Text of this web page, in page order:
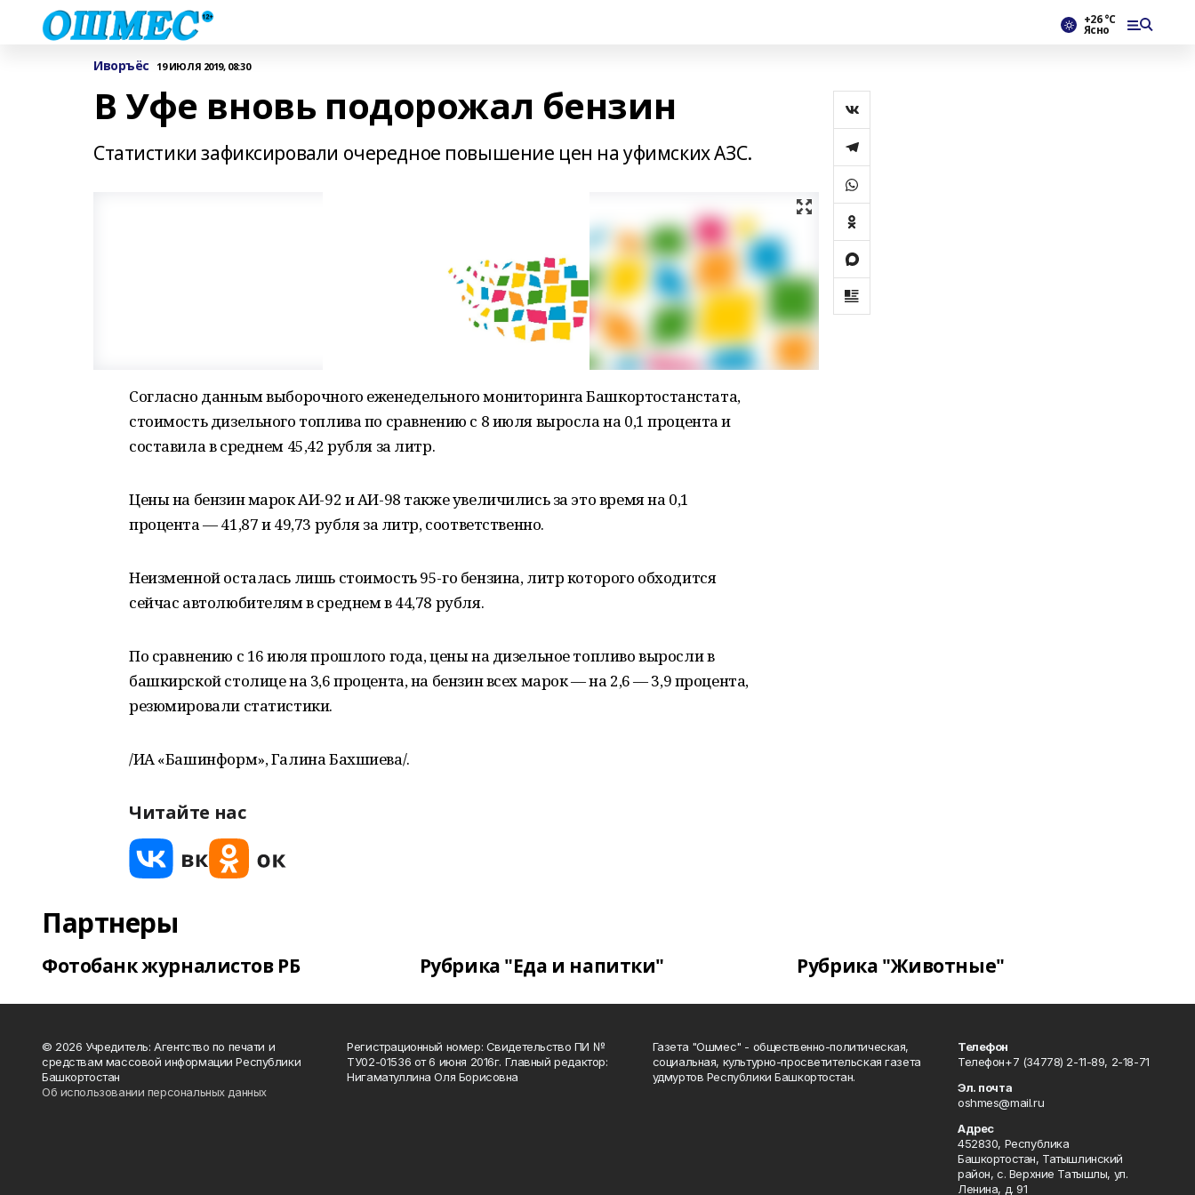
+26 °С
Ясно
Иворъёс 19 ИЮЛЯ 2019, 08:30
В Уфе вновь подорожал бензин
Статистики зафиксировали очередное повышение цен на уфимских АЗС.
Согласно данным выборочного еженедельного мониторинга Башкортостанстата,
стоимость дизельного топлива по сравнению с 8 июля выросла на 0,1 процента и
составила в среднем 45,42 рубля за литр.
Цены на бензин марок АИ-92 и АИ-98 также увеличились за это время на 0,1
процента — 41,87 и 49,73 рубля за литр, соответственно.
Неизменной осталась лишь стоимость 95-го бензина, литр которого обходится
сейчас автолюбителям в среднем в 44,78 рубля.
По сравнению с 16 июля прошлого года, цены на дизельное топливо выросли в
башкирской столице на 3,6 процента, на бензин всех марок — на 2,6 — 3,9 процента,
резюмировали статистики.
/ИА «Башинформ», Галина Бахшиева/.
Читайте нас
Партнеры
Фотобанк журналистов РБ Рубрика "Еда и напитки" Рубрика "Животные"
© 2026 Учредитель: Агентство по печати и
средствам массовой информации Республики
Башкортостан
Об использовании персональных данных
Регистрационный номер: Свидетельство ПИ №
ТУ02-01536 от 6 июня 2016г. Главный редактор:
Нигаматуллина Оля Борисовна
Газета "Ошмес" - общественно-политическая,
социальная, культурно-просветительская газета
удмуртов Республики Башкортостан.
Телефон
Телефон+7 (34778) 2-11-89, 2-18-71
Эл. почта
oshmes@mail.ru
Адрес
452830, Республика
Башкортостан, Татышлинский
район, с. Верхние Татышлы, ул.
Ленина, д. 91